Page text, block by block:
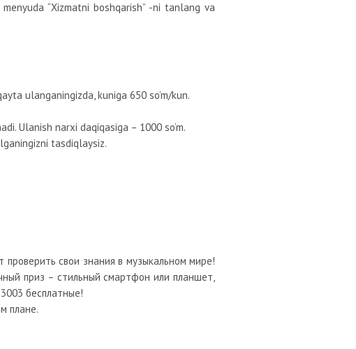
“Xizmatni boshqarish” -ni tanlang va
ulanganingizda, kuniga 650 so’m/kun.
Ulanish narxi daqiqasiga – 1000 so’m.
tasdiqlaysiz.
свои знания в музыкальном мире!
приз – стильный смартфон или планшет,
бесплатные!
плане.